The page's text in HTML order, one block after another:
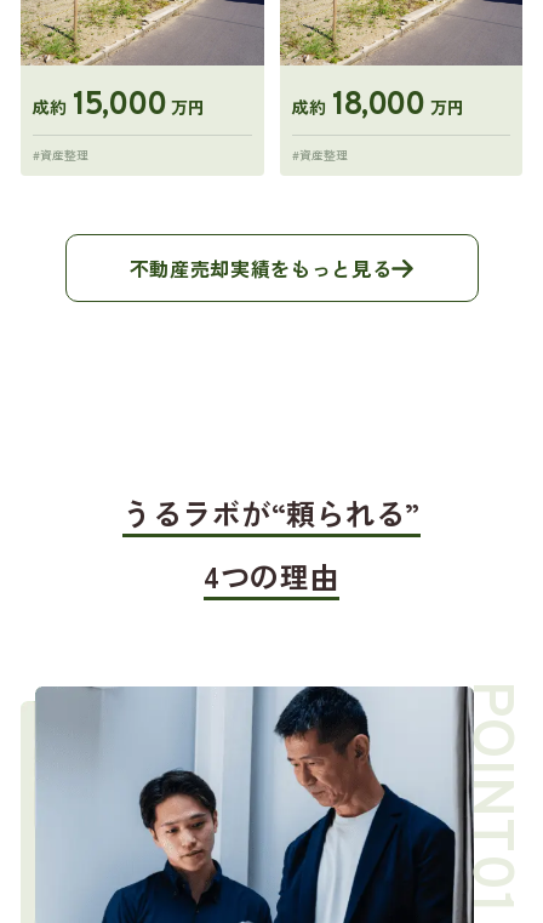
成約 15,000 万円
#資産整理
成約 18,000 万円
#資産整理
不動産売却実績をもっと見る
うるラボが“頼られる”
4つの理由